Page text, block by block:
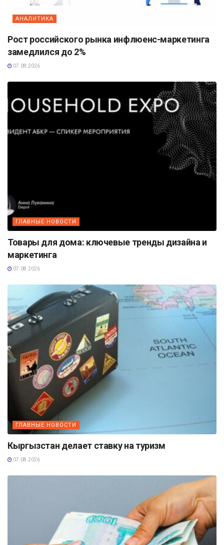
АНАЛИТИКА
Рост российского рынка инфлюенс-маркетинга
замедлился до 2%
07.08.2026
ГЛАВНЫЕ НОВОСТИ
Товары для дома: ключевые тренды дизайна и
маркетинга
07.08.2026
ГЛАВНЫЕ НОВОСТИ
Кыргызстан делает ставку на туризм
07.08.2026